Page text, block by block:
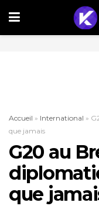
Accueil » International »
que jamais
G20 au
que